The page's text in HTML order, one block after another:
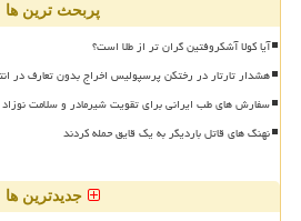
پربحث ترین ها
آیا کولا آشکروفتین گران تر از طلا است؟
هشدار تارتار در رختکن پرسپولیس اخراج بدون تعارف در
سفارش های طب ایرانی برای تقویت شیرمادر و سلامت نوزاد
نهنگ های قاتل باردیگر به یک قایق حمله کردند
جدیدترین ها